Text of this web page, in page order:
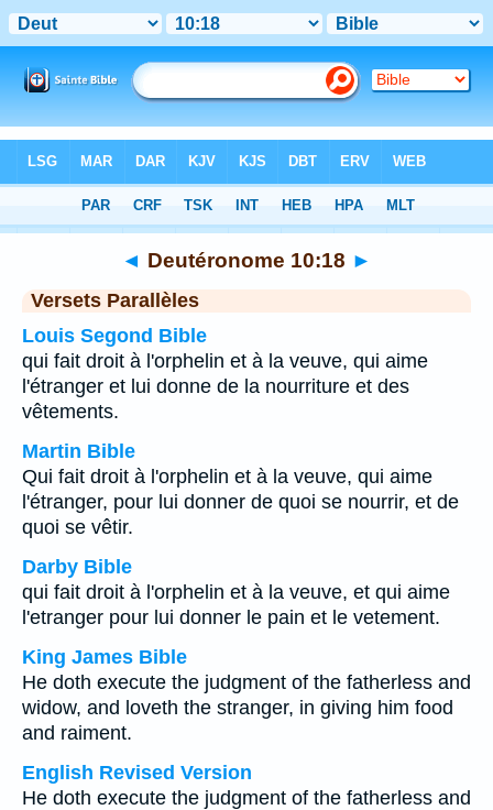
>Chapitre 10 > Verset 18
◄ Deutéronome 10:18 ►
Versets Parallèles
Louis Segond Bible
qui fait droit à l'orphelin et à la veuve, qui aime
l'étranger et lui donne de la nourriture et des
vêtements.
Martin Bible
Qui fait droit à l'orphelin et à la veuve, qui aime
l'étranger, pour lui donner de quoi se nourrir, et de
quoi se vêtir.
Darby Bible
qui fait droit à l'orphelin et à la veuve, et qui aime
l'etranger pour lui donner le pain et le vetement.
King James Bible
He doth execute the judgment of the fatherless and
widow, and loveth the stranger, in giving him food
and raiment.
English Revised Version
He doth execute the judgment of the fatherless and